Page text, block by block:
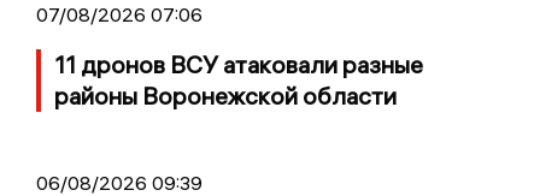
07/08/2026 07:06
11 дронов ВСУ атаковали разные
районы Воронежской области
06/08/2026 09:39